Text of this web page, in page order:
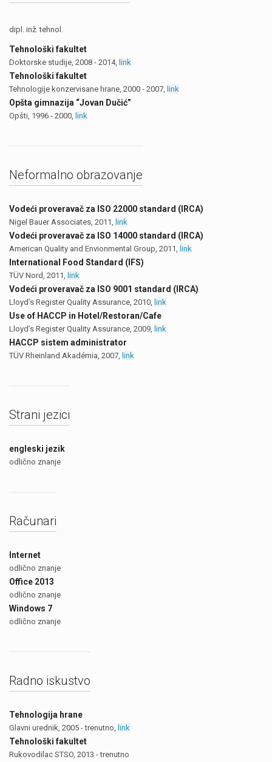
dipl. inž. tehnol.
Tehnološki fakultet
Doktorske studije, 2008 - 2014, link
Tehnološki fakultet
Tehnologije konzervisane hrane, 2000 - 2007, link
Opšta gimnazija “Jovan Dučić”
Opšti, 1996 - 2000, link
Neformalno obrazovanje
Vodeći proveravač za ISO 22000 standard (IRCA)
Nigel Bauer Associates, 2011, link
Vodeći proveravač za ISO 14000 standard (IRCA)
American Quality and Envionmental Group, 2011, link
International Food Standard (IFS)
TÜV Nord, 2011, link
Vodeći proveravač za ISO 9001 standard (IRCA)
Lloyd’s Register Quality Assurance, 2010, link
Use of HACCP in Hotel/Restoran/Cafe
Lloyd’s Register Quality Assurance, 2009, link
HACCP sistem administrator
TÜV Rheinland Akadémia, 2007, link
Strani jezici
engleski jezik
odlično znanje
Računari
Internet
odlično znanje
Office 2013
odlično znanje
Windows 7
odlično znanje
Radno iskustvo
Tehnologija hrane
Glavni urednik, 2005 - trenutno, link
Tehnološki fakultet
Rukovodilac STSO, 2013 - trenutno